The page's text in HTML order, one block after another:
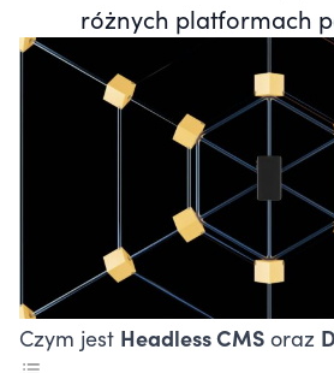
różnych platformach
Czym jest Headless CMS oraz